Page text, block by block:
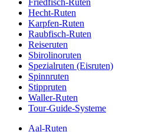
Hecht-Ruten
Karpfen-Ruten
Raubfisch-Ruten
Reiseruten
Sbirolinoruten
Spezialruten (Eisruten)
Spinnruten
Stippruten
Waller-Ruten
Tour-Guide-Systeme
Aal-Ruten